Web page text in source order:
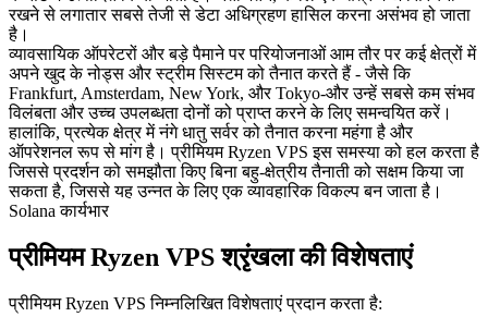
रखने से लगातार सबसे तेजी से डेटा अधिग्रहण हासिल करना असंभव हो जाता
है।
व्यावसायिक ऑपरेटरों और बड़े पैमाने पर परियोजनाओं आम तौर पर कई क्षेत्रों में
अपने खुद के नोड्स और स्ट्रीम सिस्टम को तैनात करते हैं - जैसे कि
Frankfurt, Amsterdam, New York, और Tokyo-और उन्हें सबसे कम संभव
विलंबता और उच्च उपलब्धता दोनों को प्राप्त करने के लिए समन्वयित करें।
हालांकि, प्रत्येक क्षेत्र में नंगे धातु सर्वर को तैनात करना महंगा है और
ऑपरेशनल रूप से मांग है। प्रीमियम Ryzen VPS इस समस्या को हल करता है
जिससे प्रदर्शन को समझौता किए बिना बहु-क्षेत्रीय तैनाती को सक्षम किया जा
सकता है, जिससे यह उन्नत के लिए एक व्यावहारिक विकल्प बन जाता है।
Solana कार्यभार
प्रीमियम Ryzen VPS श्रृंखला की विशेषताएं
प्रीमियम Ryzen VPS निम्नलिखित विशेषताएं प्रदान करता है: